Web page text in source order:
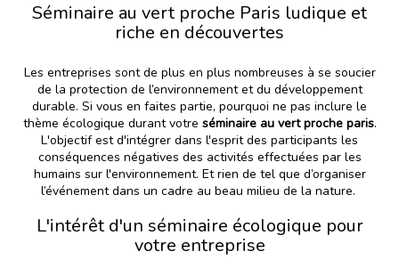
Séminaire au vert proche Paris ludique et
riche en découvertes
Les entreprises sont de plus en plus nombreuses à se soucier
de la protection de l’environnement et du développement
durable. Si vous en faites partie, pourquoi ne pas inclure le
thème écologique durant votre séminaire au vert proche paris.
L'objectif est d'intégrer dans l'esprit des participants les
conséquences négatives des activités effectuées par les
humains sur l'environnement. Et rien de tel que d’organiser
l’événement dans un cadre au beau milieu de la nature.
L'intérêt d'un séminaire écologique pour
votre entreprise